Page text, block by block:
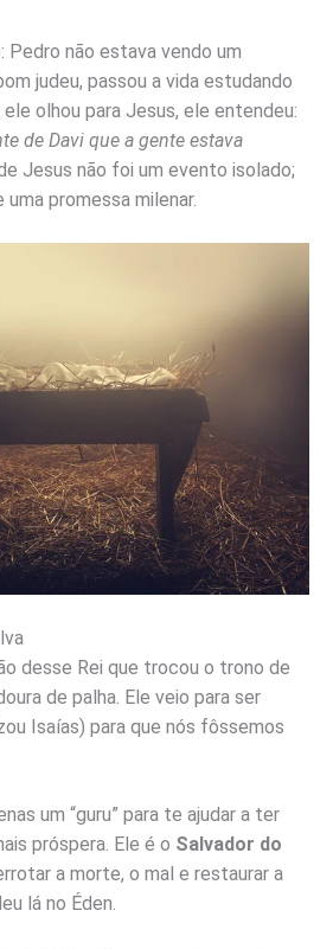
Pedro não estava vendo um
judeu, passou a vida estudando
olhou para Jesus, ele entendeu:
de Davi que a gente estava
de Jesus não foi um evento isolado;
promessa milenar.
desse Rei que trocou o trono de
de palha. Ele veio para ser
Isaías) para que nós fôssemos
um “guru” para te ajudar a ter
próspera. Ele é o Salvador do
a morte, o mal e restaurar a
lá no Éden.